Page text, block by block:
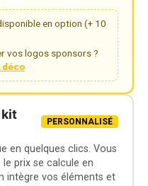
en option (+ 10
vos logos sponsors ?
déco
kit
PERSONNALISÉ
en quelques clics. Vous
prix se calcule en
intègre vos éléments et